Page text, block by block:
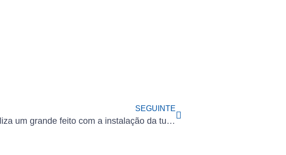
SEGUINTE
O XCMG XCA4000 realiza um grande feito com a instalação da turbina eólica de torre híbrida mais alta do mundo